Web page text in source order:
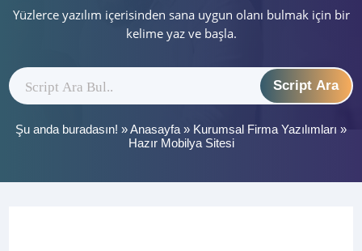
Yüzlerce yazılım içerisinden sana uygun olanı bulmak için bir
kelime yaz ve başla.
Script Ara
Şu anda buradasın! »Anasayfa » Kurumsal Firma Yazılımları »
Hazır Mobilya Sitesi